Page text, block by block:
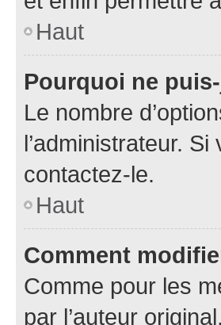
Haut
Pourquoi ne
Le nombre
l’administrateur.
contactez-le.
Haut
Comment
Comme pour les
par l’auteur